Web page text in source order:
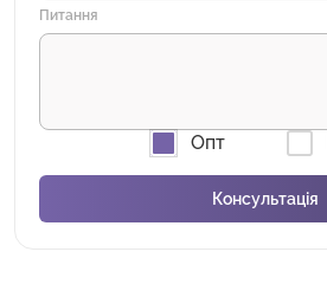
Питання
Опт